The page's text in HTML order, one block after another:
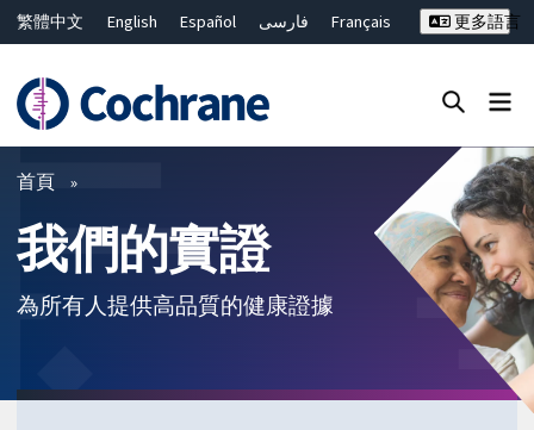
繁體中文 English Español فارسی
Français
ไทย
简体中文
更多語言
關閉搜尋 ✖
首頁
我們的實證
為所有人提供高品質的健康證據